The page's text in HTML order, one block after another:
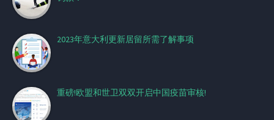
2023年意大利更新居留所需了解事项
重磅!欧盟和世卫双双开启中国疫苗审核!